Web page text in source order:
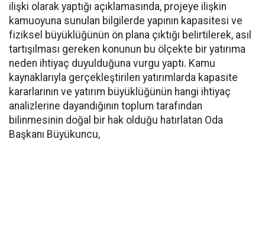
ilişki olarak yaptığı açıklamasında, projeye ilişkin
kamuoyuna sunulan bilgilerde yapının kapasitesi ve
fiziksel büyüklüğünün ön plana çıktığı belirtilerek, asıl
tartışılması gereken konunun bu ölçekte bir yatırıma
neden ihtiyaç duyulduğuna vurgu yaptı. Kamu
kaynaklarıyla gerçekleştirilen yatırımlarda kapasite
kararlarının ve yatırım büyüklüğünün hangi ihtiyaç
analizlerine dayandığının toplum tarafından
bilinmesinin doğal bir hak olduğu hatırlatan Oda
Başkanı Büyükuncu,